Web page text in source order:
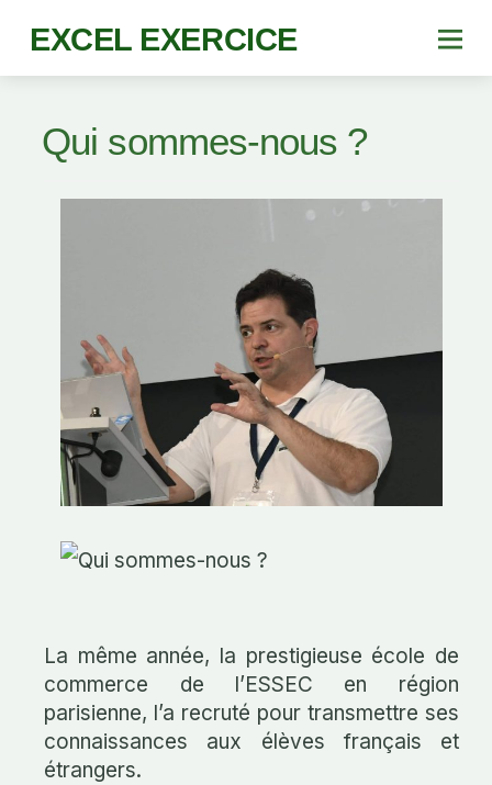
EXCEL EXERCICE
Qui sommes-nous ?
La même année, la prestigieuse école de
commerce de l’ESSEC en région
parisienne, l’a recruté pour transmettre ses
connaissances aux élèves français et
étrangers.